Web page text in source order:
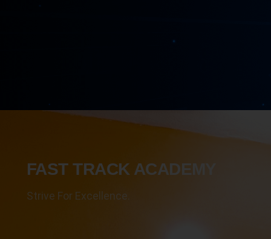
FAST TRACK ACADEMY
Strive For Excellence.